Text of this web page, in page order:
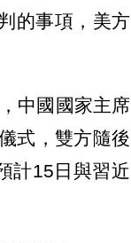
的事項，美方
中國國家主席
式，雙方隨後
計15日與習近